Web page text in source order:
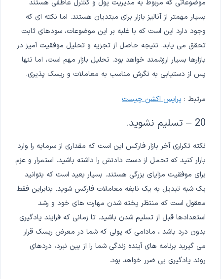
موضوعاتی که مربوط به مدیریت پول و کنترل عاطفی هستند
بسیار مهمتر از آنالیز بازار برای مبتدیان هستند. اما نکته ای که
وجود دارد این است که با غلبه بر این موضوعات، سودهای ثابت
تحقق می یابد. نتیجه حاصل از تجزیه و تحلیل موفقیت آمیز در
بازارها بسیار ارزشمند خواهد بود. تحلیل بازار مهم است، اما تنها
پس از دستیابی به نگرش مناسب به معاملات و ریسک پذیری.
مرتبط : پرایس اکشن چیست
20 – تسلیم نشوید.
نکته تکراری آخر بازار فارکس این است که مقداری از سرمایه را وارد
بازار کنید که تحمل از دست دادنش را داشته باشید. استمرار و عزم
برای موفقیت مزایای بزرگی هستند. بسیار بعید است که بتوانید
یک شبه تبدیل به یک نابغه معاملات فارکس شوید. بنابراین فقط
معقول است که منتظر پخته شدن مهارت های خود و رشد
استعدادها قبل از تسلیم شدن باشید. تا زمانی که فرایند یادگیری
بدون درد باشد ، مادامی که پولی که شما در معرض ریسک قرار
می گیرید برنامه های آینده زندگی شما را از بین نبرد، دردهای
روند یادگیری بی ضرر خواهد بود.